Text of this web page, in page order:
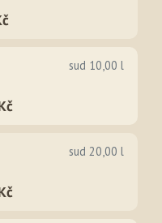
sud 10,00 l
sud 20,00 l